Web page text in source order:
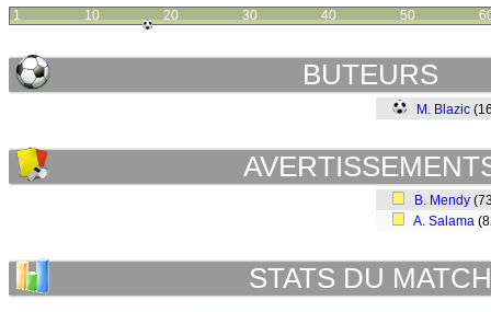
1 10 20 30 40 50
BUTEURS
M. Blazic
B. Mendy
A. Salama
STATS DU MATCH